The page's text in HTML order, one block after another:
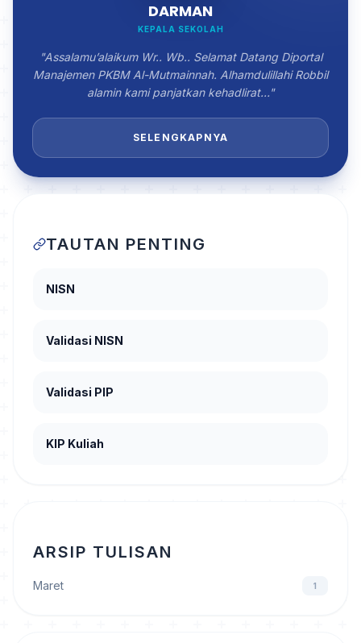
DARMAN
KEPALA SEKOLAH
"Assalamu’alaikum Wr.. Wb.. Selamat Datang Diportal
Manajemen PKBM Al-Mutmainnah. Alhamdulillahi Robbil
alamin kami panjatkan kehadlirat…"
SELENGKAPNYA
TAUTAN PENTING
NISN
Validasi NISN
Validasi PIP
KIP Kuliah
ARSIP TULISAN
Maret 1